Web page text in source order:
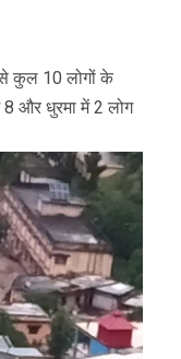
से कुल 10 लोगों के
और धुरमा में 2 लोग